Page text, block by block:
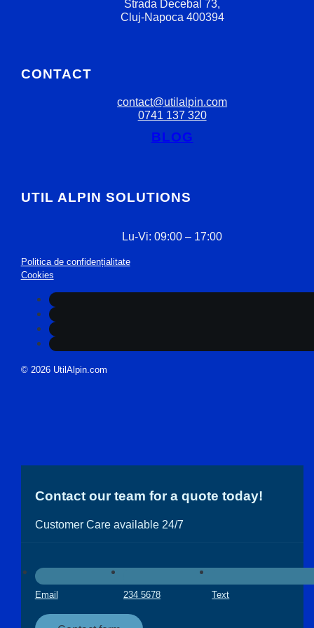
Strada Decebal 73,
Cluj-Napoca 400394
CONTACT
contact@utilalpin.com
0741 137 320
BLOG
UTIL ALPIN SOLUTIONS
Lu-Vi: 09:00 – 17:00
Politica de confidențialitate
Cookies
© 2026 UtilAlpin.com
Contact our team for a quote today!
Customer Care available 24/7
Email 234 5678 Text